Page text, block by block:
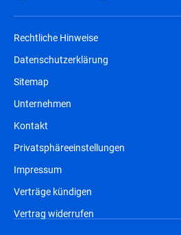
Rechtliche Hinweise
Datenschutzerklärung
Sitemap
Unternehmen
Kontakt
Privatsphäreeinstellungen
Impressum
Verträge kündigen
Vertrag widerrufen